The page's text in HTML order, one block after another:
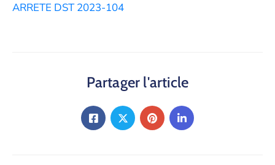
ARRETE DST 2023-104
Partager l'article